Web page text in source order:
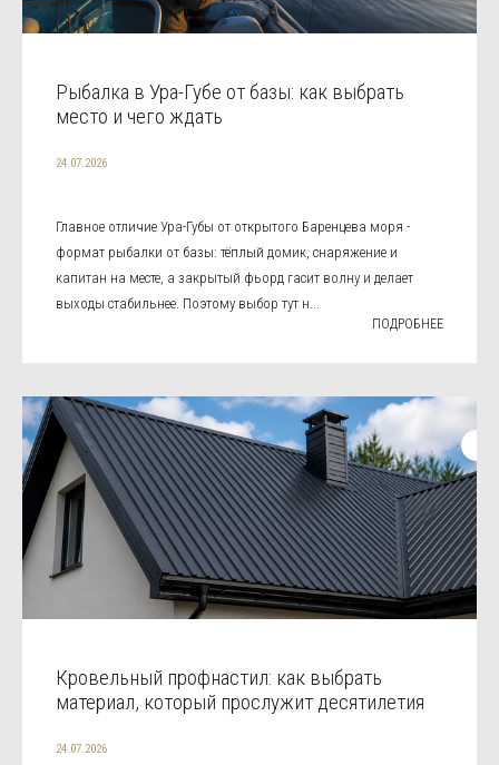
Рыбалка в Ура-Губе от базы: как выбрать
место и чего ждать
24.07.2026
Главное отличие Ура-Губы от открытого Баренцева моря -
формат рыбалки от базы: тёплый домик, снаряжение и
капитан на месте, а закрытый фьорд гасит волну и делает
выходы стабильнее. Поэтому выбор тут н...
ПОДРОБНЕЕ
Кровельный профнастил: как выбрать
материал, который прослужит десятилетия
24.07.2026